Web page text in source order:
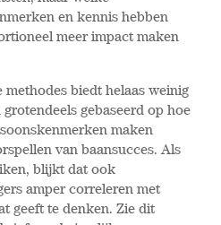
en kennis hebben
meer impact maken
biedt helaas weinig
grotendeels gebaseerd op hoe
maken
van baansucces. Als
blijkt dat ook
amper correleren met
geeft te denken. Zie dit